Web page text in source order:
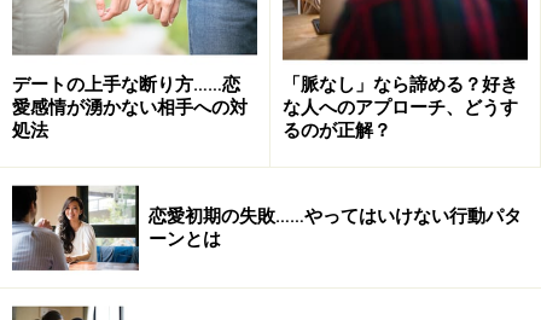
デートの上手な断り方……恋
愛感情が湧かない相手への対
処法
「脈なし」なら諦める？好き
な人へのアプローチ、どうす
るのが正解？
恋愛初期の失敗……やってはいけない行動パタ
ーンとは